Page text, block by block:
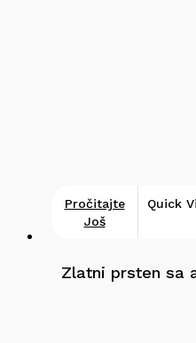
Pročitajte
Još
Quick
Zlatni prsten sa